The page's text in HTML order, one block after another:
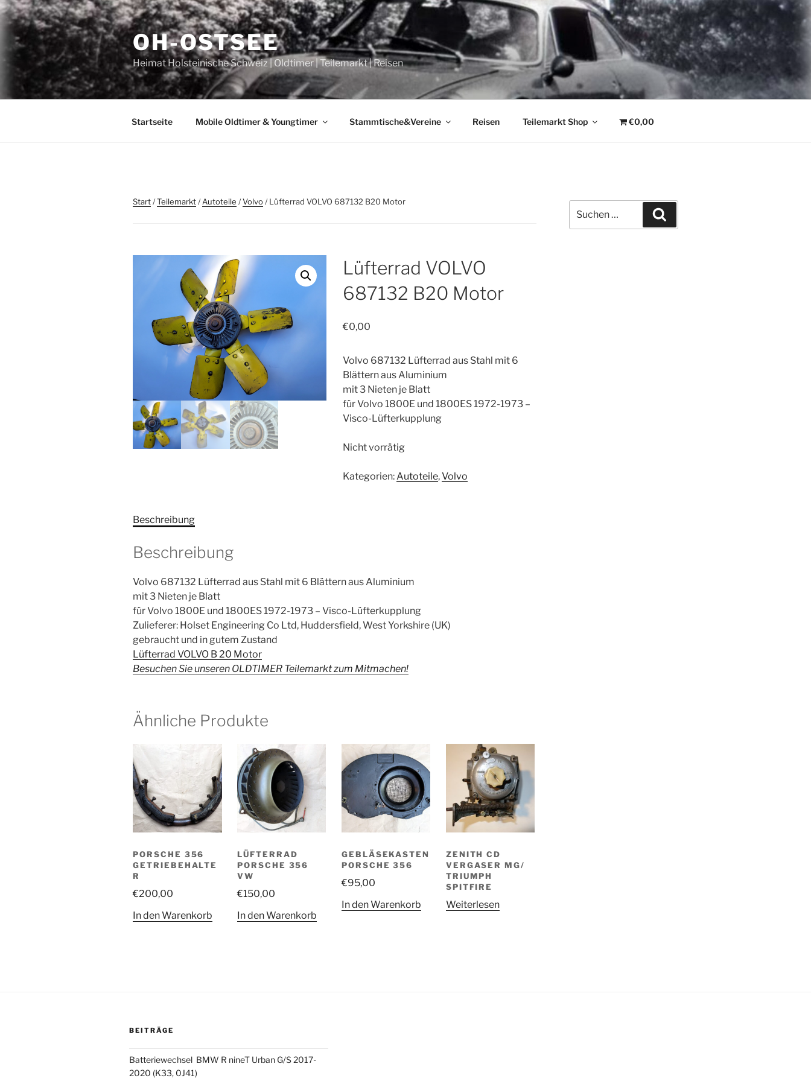
Zum
Inhalt
springen
OH-OSTSEE
Heimat Holsteinische Schweiz | Oldtimer | Teilemarkt | Reisen
Startseite Mobile Oldtimer & Youngtimer Stammtische&Vereine Reisen Teilemarkt Shop €0,00
Start/Teilemarkt/Autoteile /Volvo/ Lüfterrad VOLVO 687132 B20 Motor
Lüfterrad VOLVO
687132 B20 Motor
€0,00
Volvo 687132 Lüfterrad aus Stahl mit 6
Blättern aus Aluminium
mit 3 Nieten je Blatt
für Volvo 1800E und 1800ES 1972-1973 –
Visco-Lüfterkupplung
Nicht vorrätig
Kategorien: Autoteile,Volvo
Beschreibung
Beschreibung
Volvo 687132 Lüfterrad aus Stahl mit 6 Blättern aus Aluminium
mit 3 Nieten je Blatt
für Volvo 1800E und 1800ES 1972-1973 – Visco-Lüfterkupplung
Zulieferer: Holset Engineering Co Ltd, Huddersfield, West Yorkshire (UK)
gebraucht und in gutem Zustand
Lüfterrad VOLVO B 20 Motor
Besuchen Sie unseren OLDTIMER Teilemarkt zum Mitmachen!
Ähnliche Produkte
PORSCHE 356
GETRIEBEHALTE
R
€200,00
In den Warenkorb
LÜFTERRAD
PORSCHE 356
VW
€150,00
In den Warenkorb
GEBLÄSEKASTEN
PORSCHE 356
€95,00
In den Warenkorb
ZENITH CD
VERGASER MG/
TRIUMPH
SPITFIRE
Weiterlesen
nach:
BEITRÄGE
Batteriewechsel BMW R nineT Urban G/S 2017-
2020 (K33, 0J41)